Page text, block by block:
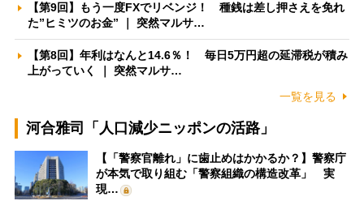
【第9回】もう一度FXでリベンジ！ 種銭は差し押さえを免れ
た”ヒミツのお金” ｜ 突然マルサ…
【第8回】年利はなんと14.6％！ 毎日5万円超の延滞税が積み
上がっていく ｜ 突然マルサ…
一覧を見る
河合雅司「人口減少ニッポンの活路」
【「警察官離れ」に歯止めはかかるか？】警察庁
が本気で取り組む「警察組織の構造改革」 実
現…